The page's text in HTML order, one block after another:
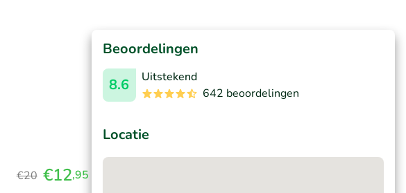
€20 €12,95
Beoordelingen
8.6
Uitstekend
642 beoordelingen
Locatie